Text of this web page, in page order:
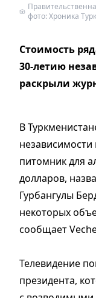
фото: Хроника
Cтоимость
30-летию
раскрыли
В
независимости
питомник для
долларов,
Гурбангулы
некоторых
сообщает
Телевидение
президента,